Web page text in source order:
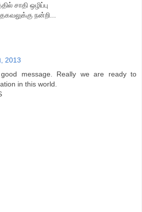
சாதி ஒழிப்பு
நன்றி...
2013
message. Really we are ready to
in this world.